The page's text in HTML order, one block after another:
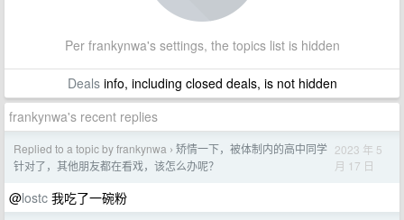
Per frankynwa's settings, the topics list is hidden
Dealsinfo, including closed deals, is not hidden
frankynwa's recent replies
Replied to a topic by frankynwa › 矫情一下，被体制内的高中同学
针对了，其他朋友都在看戏，该怎么办呢？
2023 年 5
月 17 日
@lostc 我吃了一碗粉